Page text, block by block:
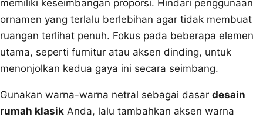
memiliki keseimbangan proporsi. Hindari penggunaan
ornamen yang terlalu berlebihan agar tidak membuat
ruangan terlihat penuh. Fokus pada beberapa elemen
utama, seperti furnitur atau aksen dinding, untuk
menonjolkan kedua gaya ini secara seimbang.
Gunakan warna-warna netral sebagai dasar desain
rumah klasik Anda, lalu tambahkan aksen warna